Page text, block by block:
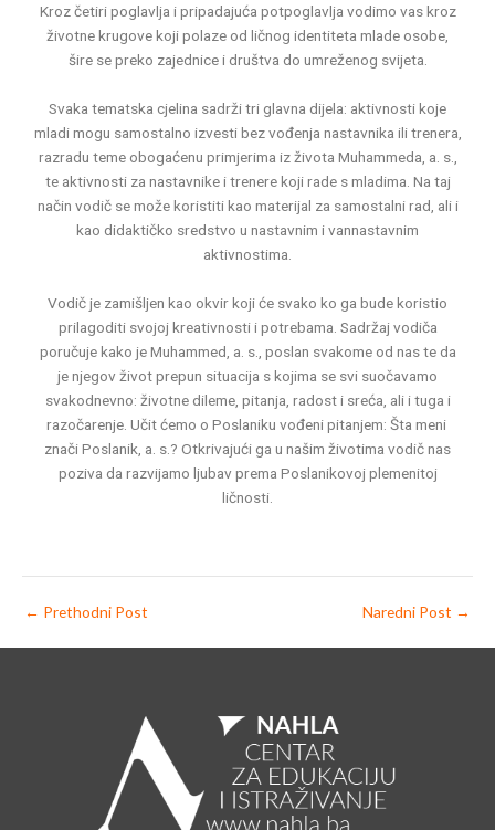
Kroz četiri poglavlja i pripadajuća potpoglavlja vodimo vas kroz
životne krugove koji polaze od ličnog identiteta mlade osobe,
šire se preko zajednice i društva do umreženog svijeta.
Svaka tematska cjelina sadrži tri glavna dijela: aktivnosti koje
mladi mogu samostalno izvesti bez vođenja nastavnika ili trenera,
razradu teme obogaćenu primjerima iz života Muhammeda, a. s.,
te aktivnosti za nastavnike i trenere koji rade s mladima. Na taj
način vodič se može koristiti kao materijal za samostalni rad, ali i
kao didaktičko sredstvo u nastavnim i vannastavnim
aktivnostima.
Vodič je zamišljen kao okvir koji će svako ko ga bude koristio
prilagoditi svojoj kreativnosti i potrebama. Sadržaj vodiča
poručuje kako je Muhammed, a. s., poslan svakome od nas te da
je njegov život prepun situacija s kojima se svi suočavamo
svakodnevno: životne dileme, pitanja, radost i sreća, ali i tuga i
razočarenje. Učit ćemo o Poslaniku vođeni pitanjem: Šta meni
znači Poslanik, a. s.? Otkrivajući ga u našim životima vodič nas
poziva da razvijamo ljubav prema Poslanikovoj plemenitoj
ličnosti.
← Prethodni Post Naredni Post →